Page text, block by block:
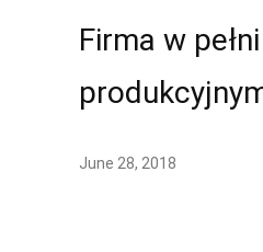
Firma w
June 28, 2018